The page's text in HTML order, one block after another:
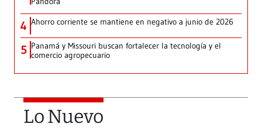
4 Ahorro corriente se mantiene en negativo a junio de 2026
5 Panamá y Missouri buscan fortalecer la tecnología y el
comercio agropecuario
Lo Nuevo